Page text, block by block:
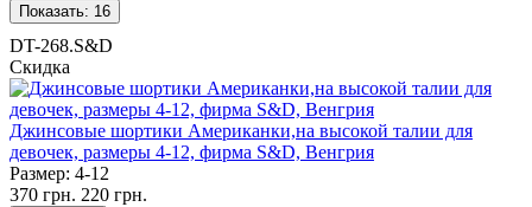
Показать: 16
DT-268.S&D
Скидка
Джинсовые шортики Американки,на высокой талии для
девочек, размеры 4-12, фирма S&D, Венгрия
Размер: 4-12
370 грн. 220 грн.